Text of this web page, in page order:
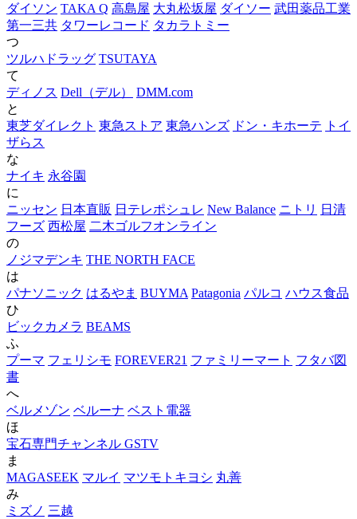
ダイソン TAKA Q 高島屋 大丸松坂屋 ダイソー 武田薬品工業
第一三共 タワーレコード タカラトミー
つ
ツルハドラッグ TSUTAYA
て
ディノス Dell（デル）
DMM.com
と
東芝ダイレクト 東急ストア 東急ハンズ ドン・キホーテ
トイ
ザらス
な
ナイキ 永谷園
に
ニッセン 日本直販 日テレポシュレ New Balance ニトリ
日清
フーズ 西松屋 二木ゴルフオンライン
の
ノジマデンキ THE NORTH FACE
は
パナソニック はるやま BUYMA Patagonia パルコ ハウス食品
ひ
ビックカメラ BEAMS
ふ
プーマ フェリシモ FOREVER21 ファミリーマート フタバ図
書
へ
ベルメゾン ベルーナ ベスト電器
ほ
宝石専門チャンネル GSTV
ま
MAGASEEK マルイ マツモトキヨシ 丸善
み
ミズノ 三越